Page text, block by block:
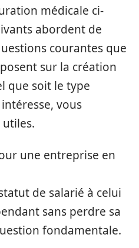
médicale ci-
abordent de
courantes que
sur la création
que soit le type
vous
une entreprise en
de salarié à celui
sans perdre sa
fondamentale.